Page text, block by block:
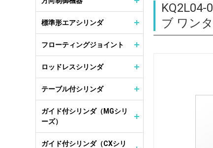
KQ2L04-
ブ ワン
標準形エアシリンダ
フローティングジョイント
ロッドレスシリンダ
テーブル付シリンダ
ガイド付シリンダ（MGシリ
ーズ）
ガイド付シリンダ（CXシリ